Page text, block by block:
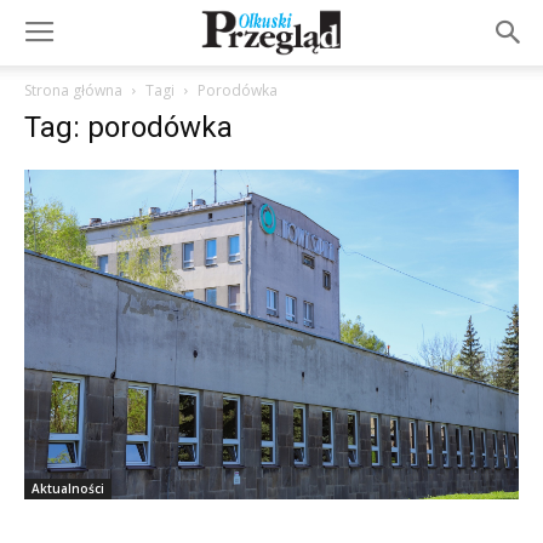
Strona główna Tagi Porodówka
Tag: porodówka
Aktualności